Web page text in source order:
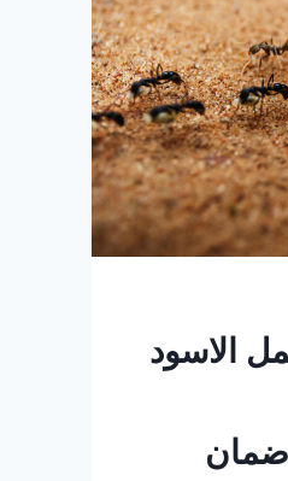
الاسود
0553690604 ضمان